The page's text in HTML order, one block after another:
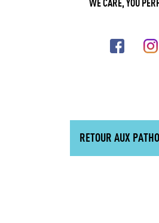
WE CARE, YOU
RETOUR AUX